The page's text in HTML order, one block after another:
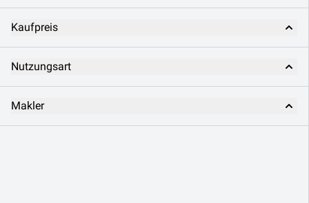
Kaufpreis
Nutzungsart
Makler